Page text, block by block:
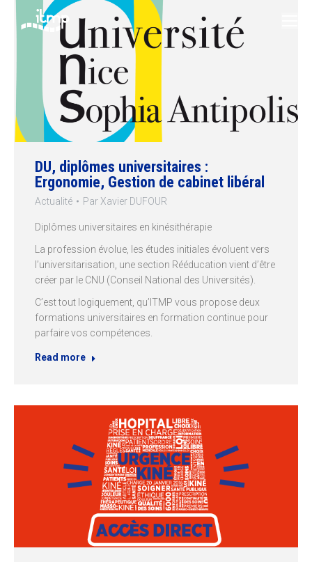
DU, diplômes universitaires :
Ergonomie, Gestion de cabinet libéral
Actualité Par Xavier DUFOUR
Diplômes universitaires en kinésithérapie
La profession évolue, les études initiales évoluent vers
l’universitarisation, une section Rééducation vient d’être
créer par le CNU (Conseil National des Universités).
C’est tout logiquement, qu’ITMP vous propose deux
formations universitaires en formation continue pour
parfaire vos compétences.
Read more